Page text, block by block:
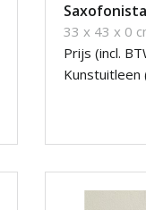
33 x 43 x 0
Prijs (incl.
Kunstuitleen